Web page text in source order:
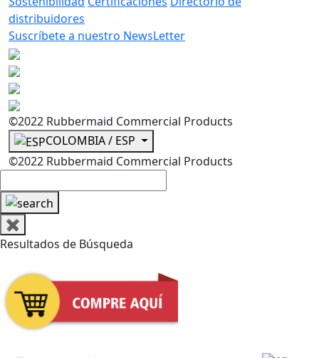
distribuidores
Suscríbete a nuestro NewsLetter
©2022 Rubbermaid Commercial Products
COLOMBIA / ESP
©2022 Rubbermaid Commercial Products
✖
Resultados de Búsqueda